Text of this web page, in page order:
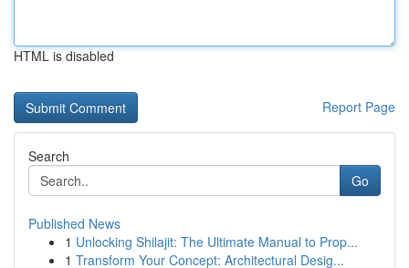
HTML is disabled
Report Page
Search
Go
Published News
1 Unlocking Shilajit: The Ultimate Manual to Prop...
1 Transform Your Concept: Architectural Desig...